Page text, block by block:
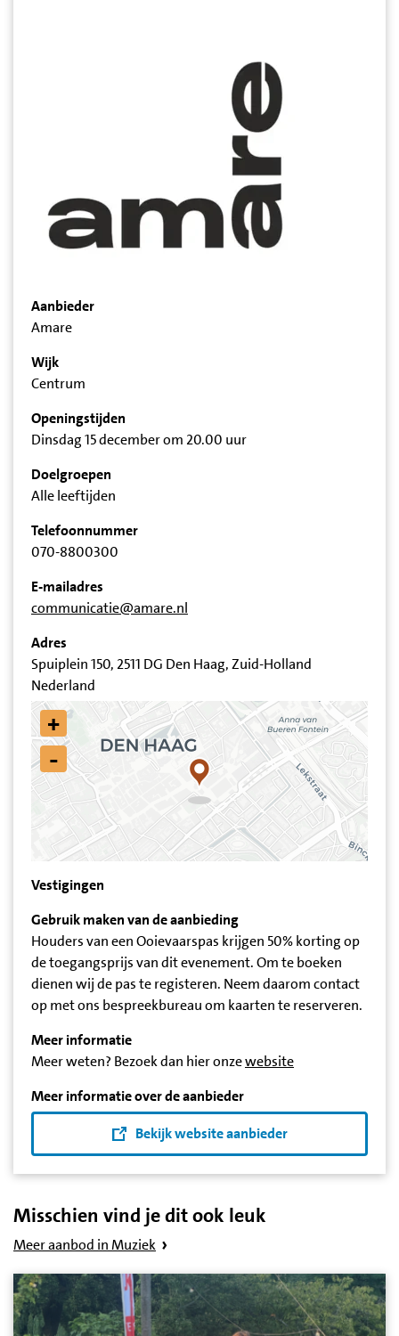
Aanbieder
Amare
Wijk
Centrum
Openingstijden
Dinsdag 15 december om 20.00 uur
Doelgroepen
Alle leeftijden
Telefoonnummer
070-8800300
E-mailadres
communicatie@amare.nl
Adres
Spuiplein 150, 2511 DG Den Haag, Zuid-Holland
Nederland
+
-
Vestigingen
Gebruik maken van de aanbieding
Houders van een Ooievaarspas krijgen 50% korting op
de toegangsprijs van dit evenement. Om te boeken
dienen wij de pas te registeren. Neem daarom contact
op met ons bespreekbureau om kaarten te reserveren.
Meer informatie
Meer weten? Bezoek dan hier onzewebsite
Meer informatie over de aanbieder
Bekijk website aanbieder
Misschien vind je dit ook leuk
Meer aanbod in Muziek